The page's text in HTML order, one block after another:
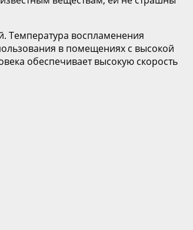
Температура воспламенения
в помещениях с высокой
обеспечивает высокую скорость